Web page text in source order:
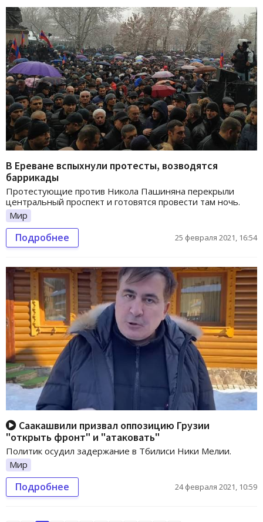
В Ереване вспыхнули протесты, возводятся
баррикады
Протестующие против Никола Пашиняна перекрыли
центральный проспект и готовятся провести там ночь.
Мир
Подробнее 25 февраля 2021, 16:54
Саакашвили призвал оппозицию Грузии
"открыть фронт" и "атаковать"
Политик осудил задержание в Тбилиси Ники Мелии.
Мир
Подробнее 24 февраля 2021, 10:59